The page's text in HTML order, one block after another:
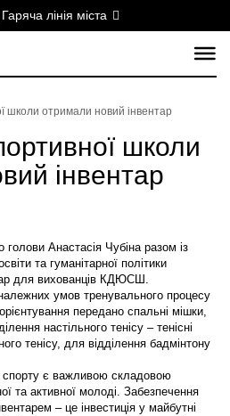
лінія міста
школи отримали новий інвентар
школи
інвентар
голови Анастасія Чубінаразом із
та гуманітарної політики
для вихованців КДЮСШ.
умов тренувального процесу
передано спальні мішки,
настільного тенісу – тенісні
тенісу, для відділення бадмінтону
спорту є важливою складовою
та активної молоді. Забезпечення
– це інвестиція у майбутні